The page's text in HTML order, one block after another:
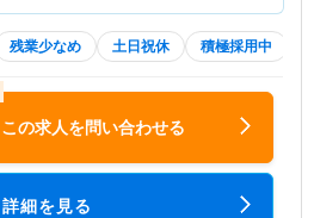
残業少なめ 土日祝休 積極採用中
この求人を問い合わせる
詳細を見る